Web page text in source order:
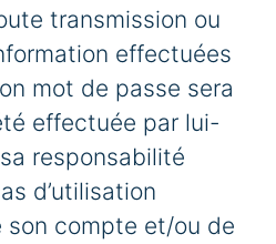
transmission ou
effectuées
mot de passe sera
effectuée par lui-
responsabilité
d’utilisation
son compte et/ou de